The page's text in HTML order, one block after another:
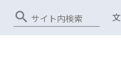
search